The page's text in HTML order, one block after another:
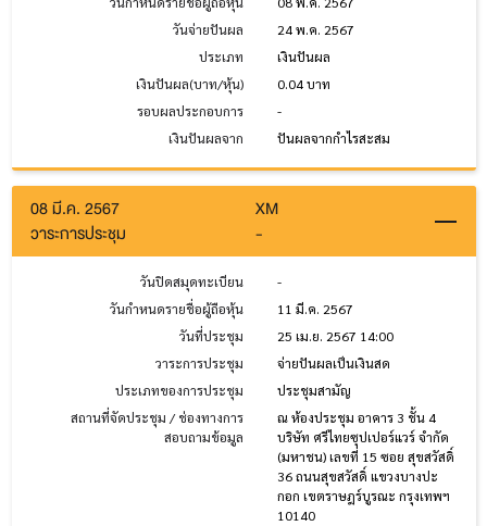
วันจ่ายปันผล
24 พ.ค. 2567
ประเภท
เงินปันผล
เงินปันผล(บาท/หุ้น)
0.04 บาท
รอบผลประกอบการ
-
เงินปันผลจาก
ปันผลจากกำไรสะสม
08 มี.ค. 2567
XM
วาระการประชุม
-
วันปิดสมุดทะเบียน
-
วันกำหนดรายชื่อผู้ถือหุ้น
11 มี.ค. 2567
วันที่ประชุม
25 เม.ย. 2567 14:00
วาระการประชุม
จ่ายปันผลเป็นเงินสด
ประเภทของการประชุม
ประชุมสามัญ
สถานที่จัดประชุม / ช่องทางการ
สอบถามข้อมูล
ณ ห้องประชุม อาคาร 3 ชั้น 4
บริษัท ศรีไทยซุปเปอร์แวร์ จํากัด
(มหาชน) เลขที่ 15 ซอย สุขสวัสดิ์
36 ถนนสุขสวัสดิ์ แขวงบางปะ
กอก เขตราษฎร์บูรณะ กรุงเทพฯ
10140